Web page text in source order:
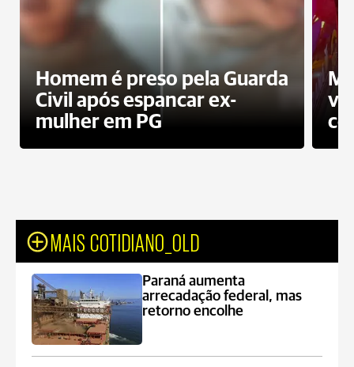
Homem é preso pela Guarda
Civil após espancar ex-
mulher em PG
MAIS COTIDIANO_OLD
Paraná aumenta
arrecadação federal, mas
retorno encolhe